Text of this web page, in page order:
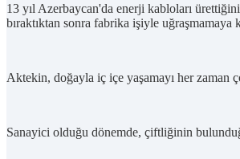
13 yıl Azerbaycan'da enerji kabloları
bıraktıktan sonra fabrika işiyle
Aktekin, doğayla iç içe yaşamayı her zaman
Sanayici olduğu dönemde, çiftliğinin